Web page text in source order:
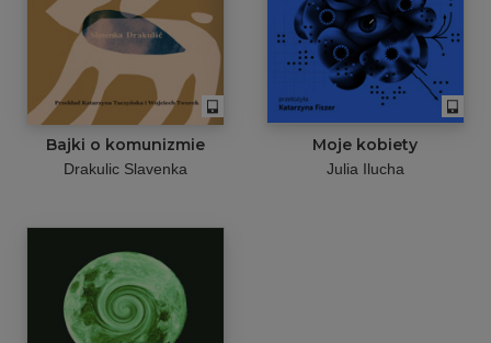
Bajki o komunizmie
Drakulic Slavenka
Moje kobiety
Julia Ilucha